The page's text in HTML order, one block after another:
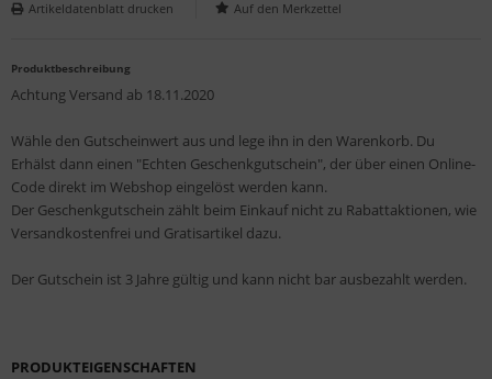
Artikeldatenblatt drucken
Produktbeschreibung
Achtung Versand ab 18.11.2020
Wähle den Gutscheinwert aus und lege ihn in den Warenkorb. Du
Erhälst dann einen "Echten Geschenkgutschein", der über einen Online-
Code direkt im Webshop eingelöst werden kann.
Der Geschenkgutschein zählt beim Einkauf nicht zu Rabattaktionen, wie
Versandkostenfrei und Gratisartikel dazu.
Der Gutschein ist 3 Jahre gültig und kann nicht bar ausbezahlt werden.
PRODUKTEIGENSCHAFTEN